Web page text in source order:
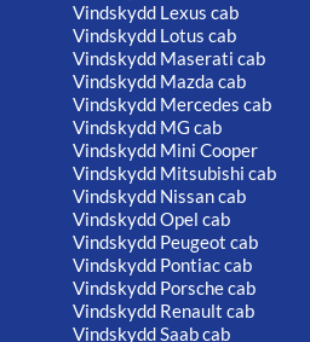
Vindskydd Lexus cab
Vindskydd Lotus cab
Vindskydd Maserati cab
Vindskydd Mazda cab
Vindskydd Mercedes cab
Vindskydd MG cab
Vindskydd Mini Cooper
Vindskydd Mitsubishi cab
Vindskydd Nissan cab
Vindskydd Opel cab
Vindskydd Peugeot cab
Vindskydd Pontiac cab
Vindskydd Porsche cab
Vindskydd Renault cab
Vindskydd Saab cab